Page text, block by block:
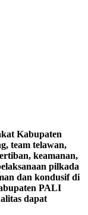
Kabupaten
team telawan,
keamanan,
pilkada
dan kondusif di
PALI
dapat